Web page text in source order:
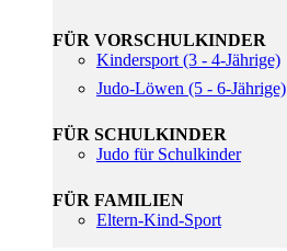
FÜR VORSCHULKINDER
Kindersport (3 - 4-Jährige)
Judo-Löwen (5 - 6-Jährige)
FÜR SCHULKINDER
Judo für Schulkinder
FÜR FAMILIEN
Eltern-Kind-Sport